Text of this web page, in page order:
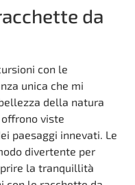
da
con le
unica che mi
della natura
viste
paesaggi innevati. Le
divertente per
la tranquillità